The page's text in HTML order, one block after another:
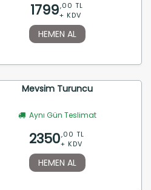
1799,00 TL
+ KDV
HEMEN AL
Mevsim Turuncu
Aynı Gün Teslimat
2350,00 TL
+ KDV
HEMEN AL